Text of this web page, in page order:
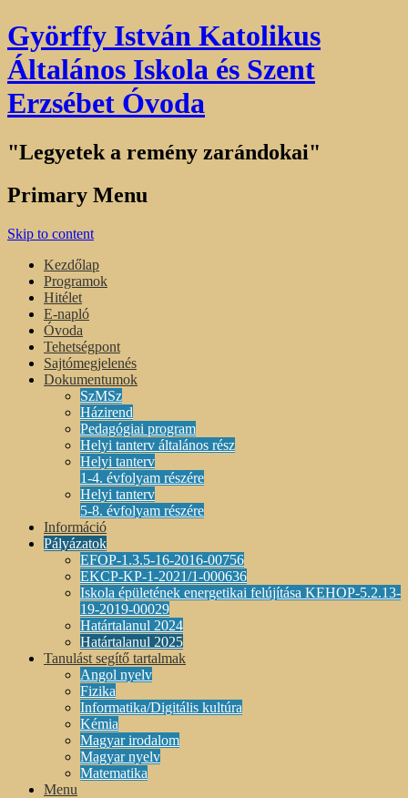
Györffy István Katolikus
Általános Iskola és Szent
Erzsébet Óvoda
"Legyetek a remény zarándokai"
Primary Menu
Skip to content
Kezdőlap
Programok
Hitélet
E-napló
Óvoda
Tehetségpont
Sajtómegjelenés
Dokumentumok
SzMSz
Házirend
Pedagógiai program
Helyi tanterv általános rész
Helyi tanterv
1-4. évfolyam részére
Helyi tanterv
5-8. évfolyam részére
Információ
Pályázatok
EFOP-1.3.5-16-2016-00756
EKCP-KP-1-2021/1-000636
Iskola épületének energetikai felújítása KEHOP-5.2.13-
19-2019-00029
Határtalanul 2024
Határtalanul 2025
Tanulást segítő tartalmak
Angol nyelv
Fizika
Informatika/Digitális kultúra
Kémia
Magyar irodalom
Magyar nyelv
Matematika
Menu